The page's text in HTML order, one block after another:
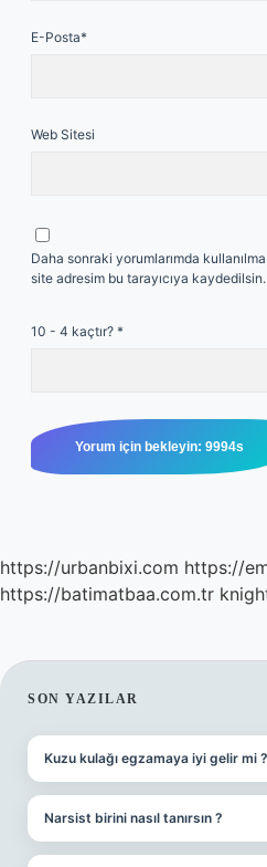
E-Posta*
Web Sitesi
Daha sonraki yorumlarımda
site adresim bu tarayıcıya kaydedilsin.
10 - 4 kaçtır? *
https://urbanbixi.com https://
https://batimatbaa.com.tr
SIDEBAR
SON YAZILAR
Kuzu kulağı egzamaya iyi gelir mi ?
Narsist birini nasıl tanırsın ?